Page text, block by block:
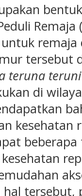
tersebut
teruna teruni
di
kesehatan
hal